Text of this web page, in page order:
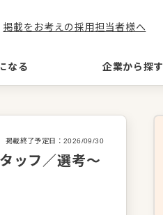
掲載をお考えの採用担当者様へ
なる 企業から探す
掲載終了予定日： 2026/09/30
ッフ／選考～